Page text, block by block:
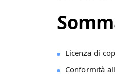
Licenza di
Conformità